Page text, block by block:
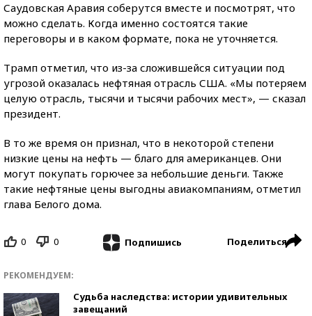
Саудовская Аравия соберутся вместе и посмотрят, что
можно сделать. Когда именно состоятся такие
переговоры и в каком формате, пока не уточняется.
Трамп отметил, что из-за сложившейся ситуации под
угрозой оказалась нефтяная отрасль США. «Мы потеряем
целую отрасль, тысячи и тысячи рабочих мест», — сказал
президент.
В то же время он признал, что в некоторой степени
низкие цены на нефть — благо для американцев. Они
могут покупать горючее за небольшие деньги. Также
такие нефтяные цены выгодны авиакомпаниям, отметил
глава Белого дома.
0 0 Подпишись Поделиться
РЕКОМЕНДУЕМ:
Судьба наследства: истории удивительных
завещаний